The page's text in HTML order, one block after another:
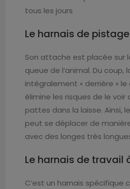
tous les jours
Le harnais de pistage
Son attache est placée sur
queue de l’animal. Du coup,
intégralement « derrière » le
élimine les risques de le voir
pattes dans la laisse. Ainsi,
peut se déplacer de
avec des longes très
Le harnais de travail
C’est un harnais spécifique